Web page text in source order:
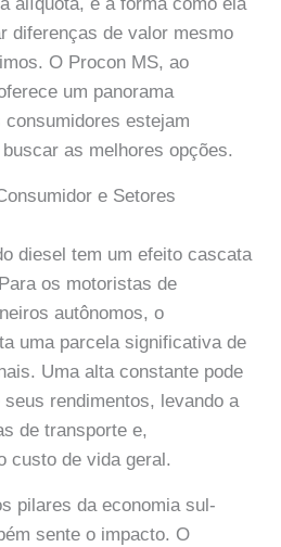
diferenças de valor mesmo
O Procon MS, ao
um panorama
estejam
as melhores opções.
e Setores
diesel tem um efeito cascata
os motoristas de
autônomos, o
uma parcela significativa de
Uma alta constante pode
rendimentos, levando a
de transporte e,
custo de vida geral.
pilares da economia sul-
sente o impacto. O